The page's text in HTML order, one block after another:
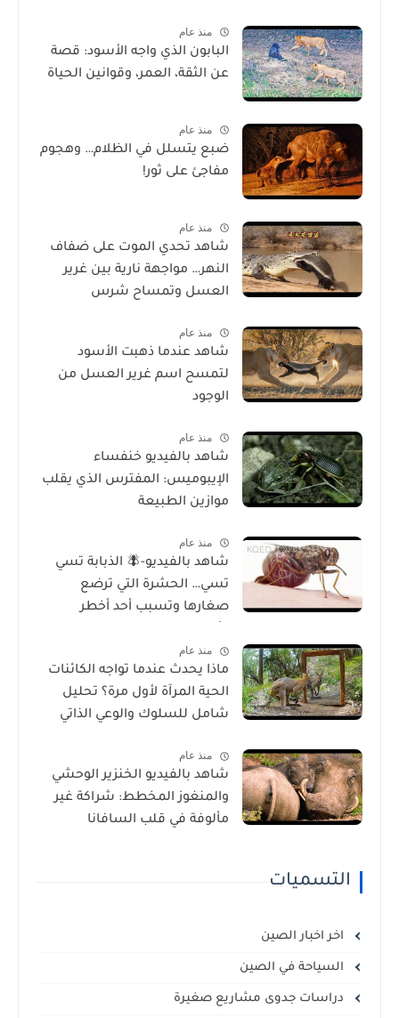
منذ عام
البابون الذي واجه الأسود: قصة
عن الثقة، العمر، وقوانين الحياة
منذ عام
ضبع يتسلل في الظلام… وهجوم
مفاجئ على ثور!
منذ عام
شاهد تحدي الموت على ضفاف
النهر… مواجهة نارية بين غرير
العسل وتمساح شرس
منذ عام
شاهد عندما ذهبت الأسود
لتمسح اسم غرير العسل من
الوجود
منذ عام
شاهد بالفيديو خنفساء
الإيبوميس: المفترس الذي يقلب
موازين الطبيعة
منذ عام
شاهد بالفيديو-🪰 الذبابة تسي
تسي… الحشرة التي ترضع
صغارها وتسبب أحد أخطر
منذ عام
ماذا يحدث عندما تواجه الكائنات
الحية المرآة لأول مرة؟ تحليل
شامل للسلوك والوعي الذاتي
منذ عام
شاهد بالفيديو الخنزير الوحشي
والمنغوز المخطط: شراكة غير
مألوفة في قلب السافانا
التسميات
اخر اخبار الصين
السياحة في الصين
دراسات جدوى مشاريع صغيرة